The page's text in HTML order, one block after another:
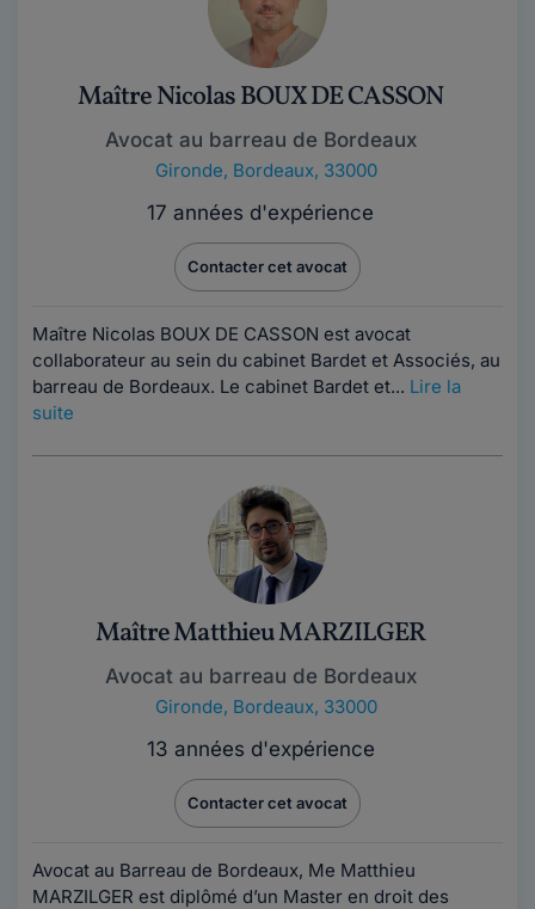
Maître Nicolas BOUX DE CASSON
Avocat au barreau de Bordeaux
Gironde, Bordeaux, 33000
17 années d'expérience
Contacter cet avocat
Maître Nicolas BOUX DE CASSON est avocat
collaborateur au sein du cabinet Bardet et Associés, au
barreau de Bordeaux. Le cabinet Bardet et... Lire la
suite
Maître Matthieu MARZILGER
Avocat au barreau de Bordeaux
Gironde, Bordeaux, 33000
13 années d'expérience
Contacter cet avocat
Avocat au Barreau de Bordeaux, Me Matthieu
MARZILGER est diplômé d’un Master en droit des